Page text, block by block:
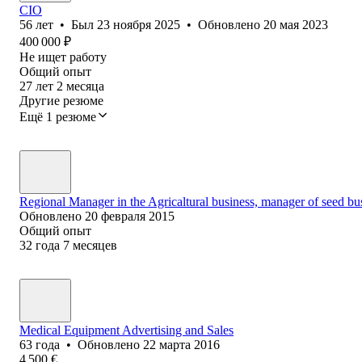
CIO
56 лет • Был 23 ноября 2025 • Обновлено 20 мая 2023
400 000 ₽
Не ищет работу
Общий опыт
27 лет 2 месяца
Другие резюме
Ещё 1 резюме
Regional Manager in the Agricaltural business, manager of seed
Обновлено 20 февраля 2015
Общий опыт
32 года 7 месяцев
Medical Equipment Advertising and Sales
63 года • Обновлено 22 марта 2016
4 500 €